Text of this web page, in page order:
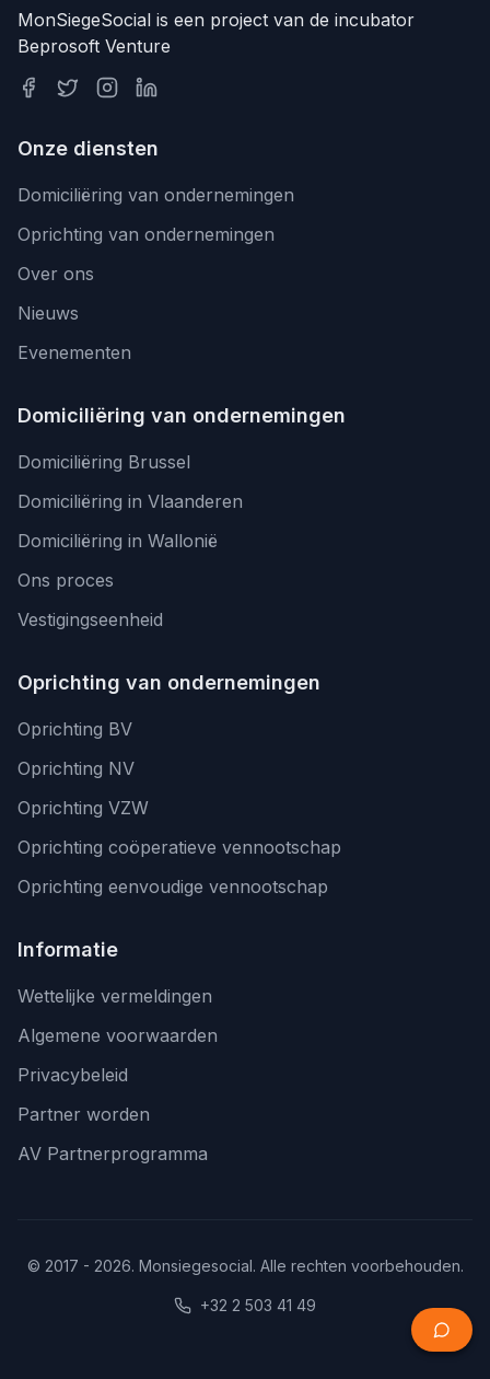
MonSiegeSocial is een project van de incubator
Beprosoft Venture
Onze diensten
Domiciliëring van ondernemingen
Oprichting van ondernemingen
Over ons
Nieuws
Evenementen
Domiciliëring van ondernemingen
Domiciliëring Brussel
Domiciliëring in Vlaanderen
Domiciliëring in Wallonië
Ons proces
Vestigingseenheid
Oprichting van ondernemingen
Oprichting BV
Oprichting NV
Oprichting VZW
Oprichting coöperatieve vennootschap
Oprichting eenvoudige vennootschap
Informatie
Wettelijke vermeldingen
Algemene voorwaarden
Privacybeleid
Partner worden
AV Partnerprogramma
© 2017 - 2026. Monsiegesocial. Alle rechten voorbehouden.
+32 2 503 41 49